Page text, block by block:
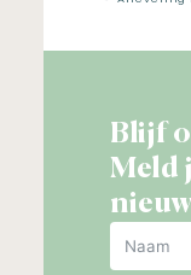
Blijf
Meld